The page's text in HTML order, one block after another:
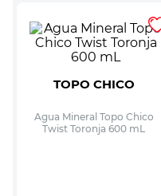
TOPO CHICO
Agua Mineral Topo Chico
Twist Toronja 600 mL